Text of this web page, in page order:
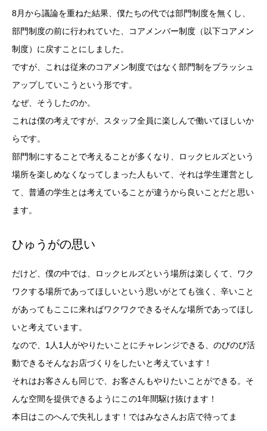
8月から議論を重ねた結果、僕たちの代では部門制度を無くし、
部門制度の前に行われていた、コアメンバー制度（以下コアメン
制度）に戻すことにしました。
ですが、これは従来のコアメン制度ではなく部門制をブラッシュ
アップしていこうという形です。
なぜ、そうしたのか。
これは僕の考えですが、スタッフ全員に楽しんで働いてほしいか
らです。
部門制にすることで考えることが多くなり、ロックヒルズという
場所を楽しめなくなってしまった人もいて、それは学生運営とし
て、普通の学生とは考えていることが違うから良いことだと思い
ます。
ひゅうがの思い
だけど、僕の中では、ロックヒルズという場所は楽しくて、ワク
ワクする場所であってほしいという思いがとても強く、辛いこと
があってもここに来ればワクワクできるそんな場所であってほし
いと考えています。
なので、1人1人がやりたいことにチャレンジできる、のびのび活
動できるそんなお店づくりをしたいと考えています！
それはお客さんも同じで、お客さんもやりたいことができる。そ
んな空間を提供できるようにこの1年間駆け抜けます！
本日はこのへんで失礼します！ではみなさんお店で待ってま